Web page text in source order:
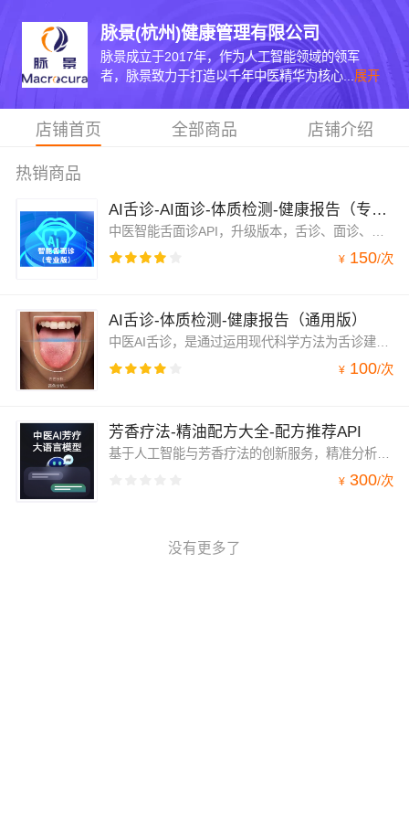
脉景(杭州)健康管理有限公司
脉景成立于2017年，作为人工智能领域的领军
者，脉景致力于打造以千年中医精华为核心... 展开
店铺首页 全部商品 店铺介绍
热销商品
AI舌诊-AI面诊-体质检测-健康报告（专业版）
¥ 150/次
AI舌诊-体质检测-健康报告（通用版）
中医AI舌诊，是通过运用现代科学方法为舌诊建立客观指标，把舌诊研究建立在可靠的科学数据与图形的基础上。只需上传舌面图片，即可自动识别特征，并检测出对应的中医体质，为用户提供精准、高效的“中医体检”，为大健康行业增加场景价值，带动产品服务销售，提升营收。
¥ 100/次
芳香疗法-精油配方大全-配方推荐API
基于人工智能与芳香疗法的创新服务，精准分析用户需求，提供相应的精油搭配方案和详细信息，助力用户更有效地运用精油改善生活质量，调理身体不适。
¥ 300/次
没有更多了